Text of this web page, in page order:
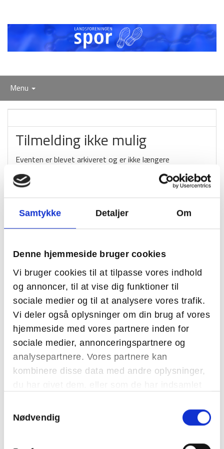
Samtykke Detaljer Om
Denne hjemmeside bruger cookies
Vi bruger cookies til at tilpasse vores indhold
og annoncer, til at vise dig funktioner til
sociale medier og til at analysere vores trafik.
Vi deler også oplysninger om din brug af vores
hjemmeside med vores partnere inden for
sociale medier, annonceringspartnere og
analysepartnere. Vores partnere kan
kombinere disse data med andre oplysninger,
Nødvendig
Menu
Tilmelding ikke mulig
Eventen er blevet arkiveret og er ikke længere
AFSLUT
Pårørenderapport
Bestilling af De skjulte ofre
-En håndbog til gruppeorienteret arbejde med
pårørende til seksuelt misbrugte af Lone Lyager